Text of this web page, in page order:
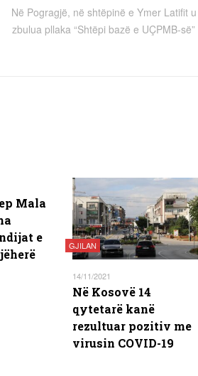
Në Pogragjë, në shtëpinë e Ymer Latifit u
zbulua pllaka “Shtëpi bazë e UÇPMB-së”
Mala
e
GJILAN
14/11/2021
Në Kosovë 14
qytetarë kanë
rezultuar pozitiv me
virusin COVID-19